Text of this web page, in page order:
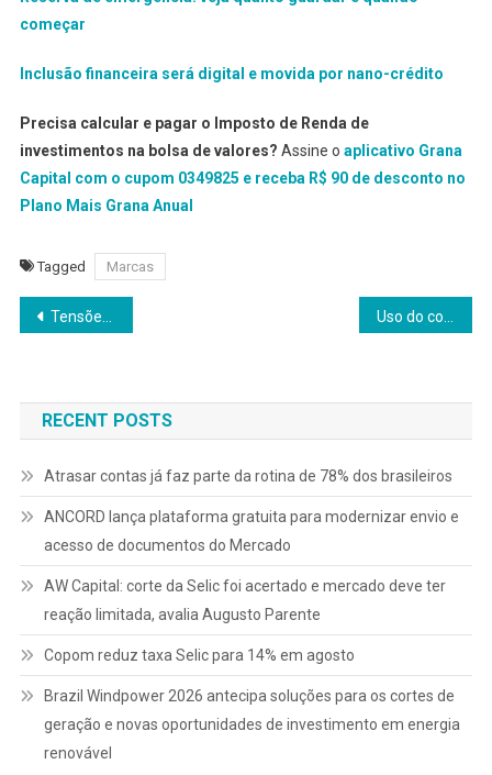
começar
Inclusão financeira será digital e movida por nano-crédito
Precisa calcular e pagar o Imposto de Renda de
investimentos na bolsa de valores? Assine o aplicativo Grana
Capital com o cupom 0349825 e receba R$ 90 de desconto no
Plano Mais Grana Anual
Tagged Marcas
Navegação
Post
Tensões com os EUA e tarifas são um risco para fluxos de capital Uso do consórcio como investimento ganha força e movimenta mercado bilionário
RECENT POSTS
Atrasar contas já faz parte da rotina de 78% dos brasileiros
ANCORD lança plataforma gratuita para modernizar envio e
acesso de documentos do Mercado
AW Capital: corte da Selic foi acertado e mercado deve ter
reação limitada, avalia Augusto Parente
Copom reduz taxa Selic para 14% em agosto
Brazil Windpower 2026 antecipa soluções para os cortes de
geração e novas oportunidades de investimento em energia
renovável